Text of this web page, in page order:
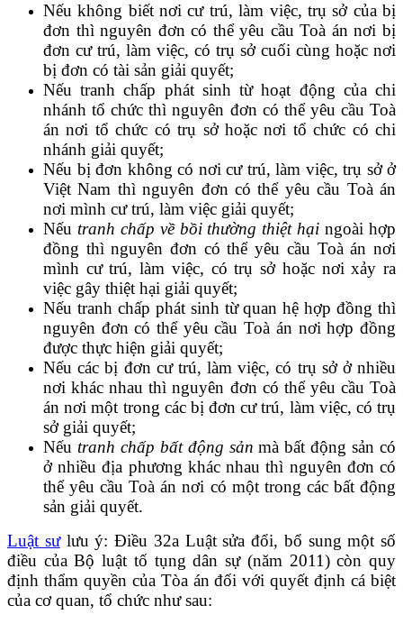
Nếu không biết nơi cư trú, làm việc, trụ sở của bị
đơn thì nguyên đơn có thể yêu cầu Toà án nơi bị
đơn cư trú, làm việc, có trụ sở cuối cùng hoặc nơi
bị đơn có tài sản giải quyết;
Nếu tranh chấp phát sinh từ hoạt động của chi
nhánh tổ chức thì nguyên đơn có thể yêu cầu Toà
án nơi tổ chức có trụ sở hoặc nơi tổ chức có chi
nhánh giải quyết;
Nếu bị đơn không có nơi cư trú, làm việc, trụ sở ở
Việt Nam thì nguyên đơn có thể yêu cầu Toà án
nơi mình cư trú, làm việc giải quyết;
Nếu tranh chấp về bồi thường thiệt hại ngoài hợp
đồng thì nguyên đơn có thể yêu cầu Toà án nơi
mình cư trú, làm việc, có trụ sở hoặc nơi xảy ra
việc gây thiệt hại giải quyết;
Nếu tranh chấp phát sinh từ quan hệ hợp đồng thì
nguyên đơn có thể yêu cầu Toà án nơi hợp đồng
được thực hiện giải quyết;
Nếu các bị đơn cư trú, làm việc, có trụ sở ở nhiều
nơi khác nhau thì nguyên đơn có thể yêu cầu Toà
án nơi một trong các bị đơn cư trú, làm việc, có trụ
sở giải quyết;
Nếu tranh chấp bất động sản mà bất động sản có
ở nhiều địa phương khác nhau thì nguyên đơn có
thể yêu cầu Toà án nơi có một trong các bất động
sản giải quyết.
Luật sưlưu ý: Điều 32a Luật sửa đổi, bổ sung một số
điều của Bộ luật tố tụng dân sự (năm 2011) còn quy
định thẩm quyền của Tòa án đối với quyết định cá biệt
của cơ quan, tổ chức như sau: